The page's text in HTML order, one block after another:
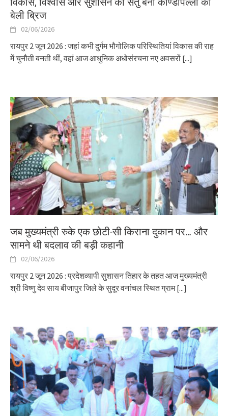
बेली ब्रिज
02/06/2026
रायपुर 2 जून 2026 : जहां कभी दुर्गम भौगोलिक परिस्थितियां विकास की राह
में चुनौती बनती थीं, वहां आज आधुनिक अधोसंरचना नए अवसरों [...]
जब मुख्यमंत्री रुके एक छोटी-सी किराना दुकान पर… और
सामने थी बदलाव की बड़ी कहानी
02/06/2026
रायपुर 2 जून 2026 : प्रदेशव्यापी सुशासन तिहार के तहत आज मुख्यमंत्री
श्री विष्णु देव साय बीजापुर जिले के सुदूर वनांचल स्थित ग्राम[...]